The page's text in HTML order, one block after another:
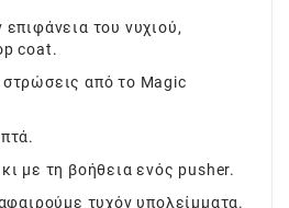
του νυχιού,
coat.
από το Magic
με τη βοήθεια ενός pusher.
τυχόν υπολείμματα.